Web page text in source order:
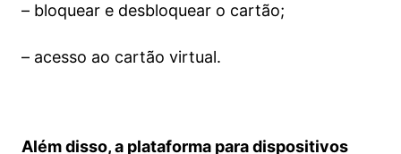
– bloquear e desbloquear o cartão;
– acesso ao cartão virtual.
Além disso, a plataforma para dispositivos